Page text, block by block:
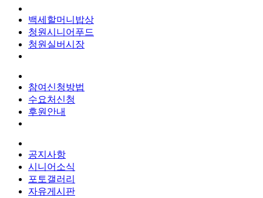
백세할머니밥상
청원시니어푸드
청원실버시장
참여신청방법
수요처신청
후원안내
공지사항
시니어소식
포토갤러리
자유게시판